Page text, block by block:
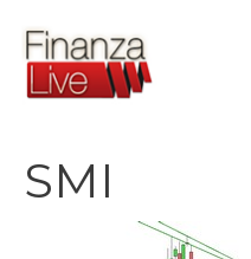
contenuto
SMI